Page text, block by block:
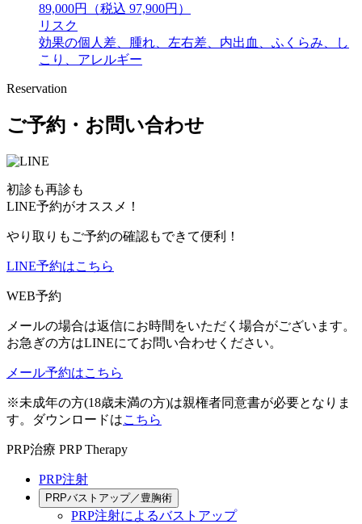
89,000円（税込 97,900円）
リスク
効果の個人差、腫れ、左右差、内出血、ふくらみ、し
こり、アレルギー
Reservation
ご予約・お問い合わせ
初診も再診も
LINE予約がオススメ！
やり取りもご予約の確認もできて便利！
LINE予約はこちら
WEB予約
メールの場合は返信にお時間をいただく場合がございます。
お急ぎの方はLINEにてお問い合わせください。
メール予約はこちら
※未成年の方(18歳未満の方)は親権者同意書が必要となりま
す。ダウンロードはこちら
PRP治療 PRP Therapy
PRP注射
PRPバストアップ／豊胸術
PRP注射によるバストアップ